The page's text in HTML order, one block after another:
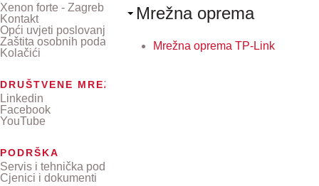
Mrežna oprema
Mrežna oprema TP-Link
Xenon forte - Zagreb
Kontakt
Opći uvjeti poslovanja
Zaštita osobnih podataka
Kolačići
DRUŠTVENE MREŽE
Linkedin
Facebook
YouTube
PODRŠKA
Servis i tehnička podrška
Cjenici i dokumenti